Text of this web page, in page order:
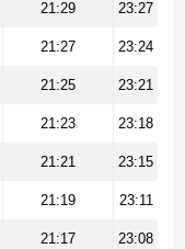
21:29 23:27
21:27 23:24
21:25 23:21
21:23 23:18
21:21 23:15
21:19 23:11
21:17 23:08